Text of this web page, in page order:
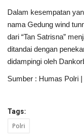
Dalam kesempatan
nama Gedung wind
dari “Tan Satrisna”
ditandai dengan
didampingi oleh
Sumber : Humas Polri
Tags:
Polri